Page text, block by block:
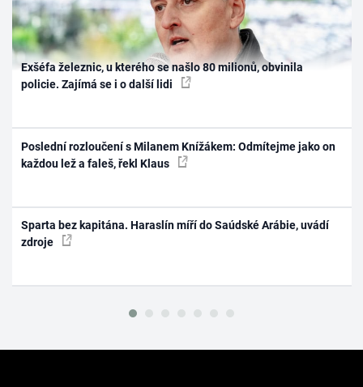
Exšéfa železnic, u kterého se našlo 80 milionů, obvinila
policie. Zajímá se i o další lidi
Poslední rozloučení s Milanem Knížákem: Odmítejme jako on
každou lež a faleš, řekl Klaus
Sparta bez kapitána. Haraslín míří do Saúdské Arábie, uvádí
zdroje